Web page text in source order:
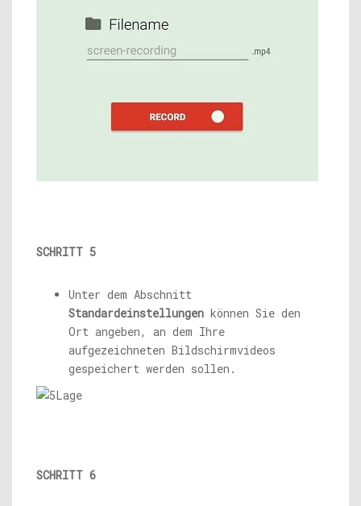
SCHRITT 5
Unter dem Abschnitt
Standardeinstellungen können Sie den
Ort angeben, an dem Ihre
aufgezeichneten Bildschirmvideos
gespeichert werden sollen.
SCHRITT 6